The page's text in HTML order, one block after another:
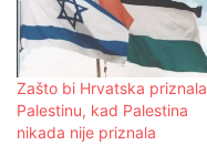
Zašto bi Hrvatska priznala
Palestinu, kad Palestina
nikada nije priznala